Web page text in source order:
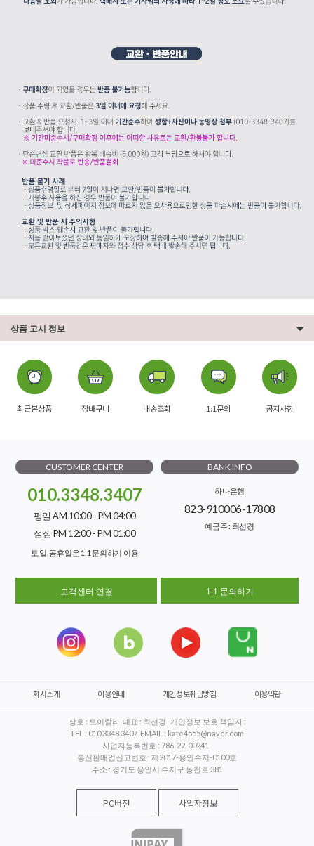
상품 고시 정보
최근본상품 장바구니 배송조회 1:1문의 공지사항
CUSTOMER CENTER
010.3348.3407
평일 AM 10:00 - PM 04:00
점심 PM 12:00 - PM 01:00
토,일, 공휴일은 1:1 문의하기 이용
BANK INFO
하나은행
823-910006-17808
예금주 : 최선경
고객센터 연결 1:1 문의하기
회사소개 이용안내 개인정보취급방침 이용약관
상호 : 토이랄라 대표 : 최선경 개인정보 보호 책임자 :
TEL : 010.3348.3407 EMAIL : kate4555@naver.com
사업자등록번호 : 786-22-00241
통신판매업신고번호 : 제2017-용인수지-0100호
주소 : 경기도 용인시 수지구 동천로 381
PC버전 사업자정보